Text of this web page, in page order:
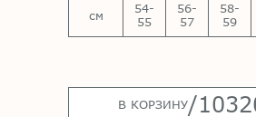
см
54-
55
56-
57
58-
59
В КОРЗИНУ/